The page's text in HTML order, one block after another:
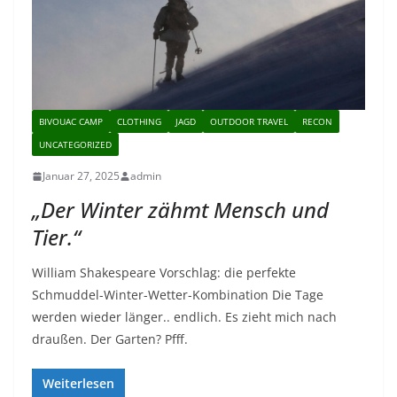
BIVOUAC CAMP CLOTHING JAGD OUTDOOR TRAVEL
RECON
UNCATEGORIZED
Januar 27, 2025 admin
„Der Winter zähmt Mensch und
Tier.“
William Shakespeare Vorschlag: die perfekte
Schmuddel-Winter-Wetter-Kombination Die Tage
werden wieder länger.. endlich. Es zieht mich nach
draußen. Der Garten? Pfff.
Weiterlesen